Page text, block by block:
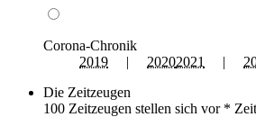
Corona-Chronik
2019 | 20202021 |
Die Zeitzeugen
100 Zeitzeugen stellen sich vor *